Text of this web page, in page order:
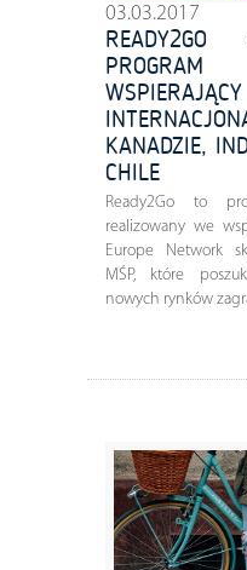
03.03.2017
READY2GO
WSPIERAJĄCY
KANADZIE,
CHILE
Ready2Go to
realizowany we
Europe Network
MŚP, które
nowych rynków